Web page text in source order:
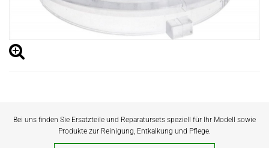
Bei uns finden Sie Ersatzteile und Reparatursets speziell für Ihr Modell sowie
Produkte zur Reinigung, Entkalkung und Pflege.